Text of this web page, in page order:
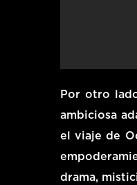
Por otro
ambiciosa
el viaje de
drama,